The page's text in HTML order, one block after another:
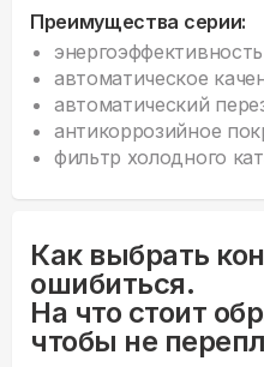
Преимущества серии:
автоматическое
автоматический
антикоррозийное
фильтр холодного
Как выбрать
ошибиться.
На что стоит
чтобы не